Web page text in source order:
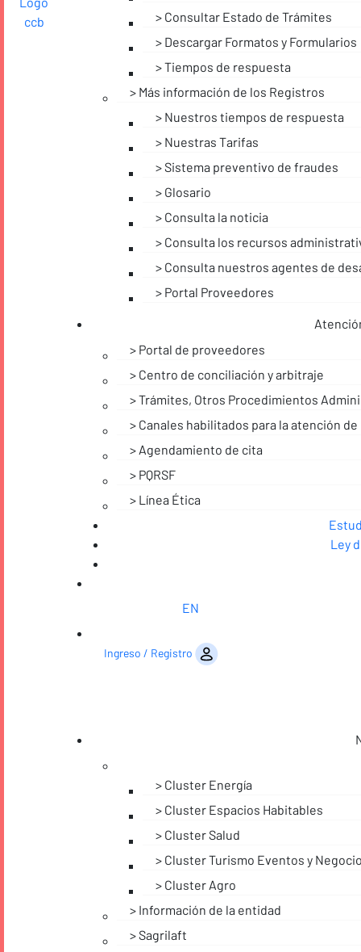
Consultar Estado de Trámites
Descargar Formatos y Formularios
Tiempos de respuesta
Más información de los Registros
Nuestros tiempos de respuesta
Nuestras Tarifas
Sistema preventivo de fraudes
Glosario
Consulta la noticia
Consulta los recursos
Consulta nuestros agentes de
Portal Proveedores
Portal de proveedores
Centro de conciliación y arbitraje
Trámites, Otros Procedimientos
Canales habilitados para la atención de
Agendamiento de cita
PQRSF
Línea Ética
Ley
EN
Ingreso / Registro
Cluster Energía
Cluster Espacios Habitables
Cluster Salud
Cluster Turismo Eventos y
Cluster Agro
Información de la entidad
Sagrilaft